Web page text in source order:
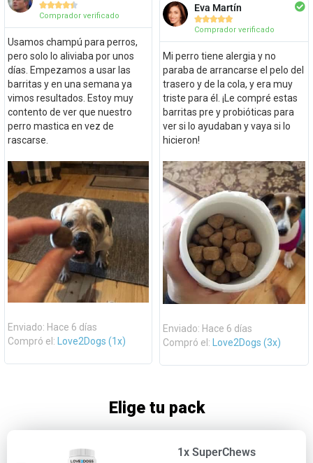

Comprador verificado
Usamos champú para perros,
pero solo lo aliviaba por unos
días. Empezamos a usar las
barritas y en una semana ya
vimos resultados. Estoy muy
contento de ver que nuestro
perro mastica en vez de
rascarse.
Enviado: Hace 6 días
Compró el: Love2Dogs (1x)
Eva Martín

Comprador verificado
Mi perro tiene alergia y no
paraba de arrancarse el pelo del
trasero y de la cola, y era muy
triste para él. ¡Le compré estas
barritas pre y probióticas para
ver si lo ayudaban y vaya si lo
hicieron!
Enviado: Hace 6 días
Compró el:
Love2Dogs (3x)
Elige tu pack
1x SuperChews